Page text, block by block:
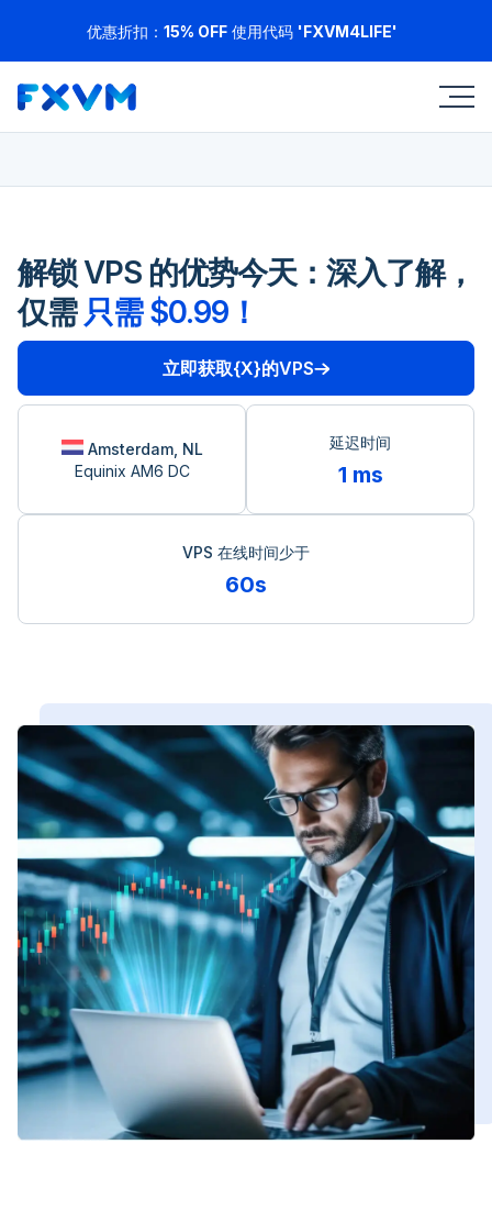
优惠折扣： 15% OFF 使用代码 'FXVM4LIFE'
解锁 VPS 的优势今天：深入了解，
仅需 只需 $0.99！
立即获取{X}的VPS
Amsterdam, NL
Equinix AM6 DC
延迟时间
1 ms
VPS 在线时间少于
60s